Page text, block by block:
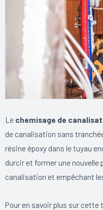
Le chemisage de
de canalisation sans
résine époxy dans le tuyau
durcir et former une
canalisation et empêchant
Pour en savoir plus sur